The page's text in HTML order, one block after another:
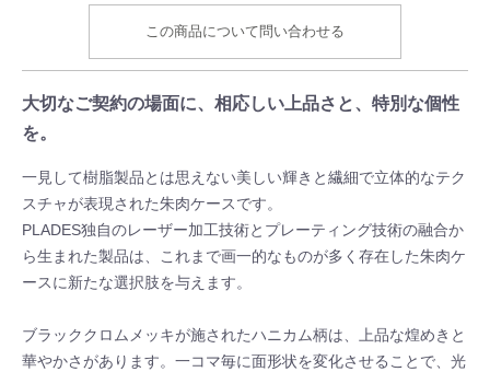
この商品について問い合わせる
大切なご契約の場面に、相応しい上品さと、特別な個性
を。
一見して樹脂製品とは思えない美しい輝きと繊細で立体的なテク
スチャが表現された朱肉ケースです。
PLADES独自のレーザー加工技術とプレーティング技術の融合か
ら生まれた製品は、これまで画一的なものが多く存在した朱肉ケ
ースに新たな選択肢を与えます。
ブラッククロムメッキが施されたハニカム柄は、上品な煌めきと
華やかさがあります。一コマ毎に面形状を変化させることで、光